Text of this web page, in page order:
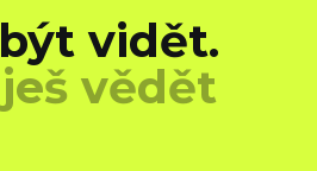
vidět.
vědět